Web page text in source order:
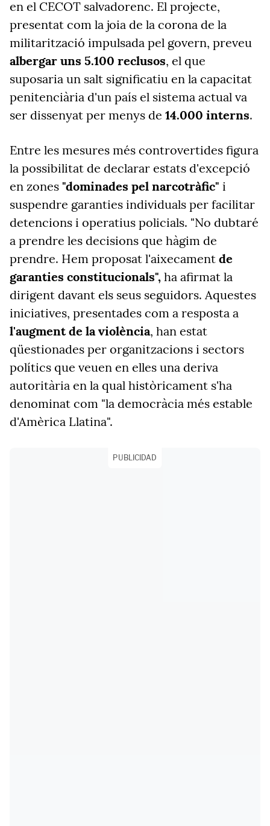
en el CECOT salvadorenc. El projecte,
presentat com la joia de la corona de la
militarització impulsada pel govern, preveu
albergar uns 5.100 reclusos, el que
suposaria un salt significatiu en la capacitat
penitenciària d'un país el sistema actual va
ser dissenyat per menys de 14.000 interns.
Entre les mesures més controvertides figura
la possibilitat de declarar estats d'excepció
en zones "dominades pel narcotràfic" i
suspendre garanties individuals per facilitar
detencions i operatius policials. "No dubtaré
a prendre les decisions que hàgim de
prendre. Hem proposat l'aixecament de
garanties constitucionals", ha afirmat la
dirigent davant els seus seguidors. Aquestes
iniciatives, presentades com a resposta a
l'augment de la violència, han estat
qüestionades per organitzacions i sectors
polítics que veuen en elles una deriva
autoritària en la qual històricament s'ha
denominat com "la democràcia més estable
d'Amèrica Llatina".
PUBLICIDAD